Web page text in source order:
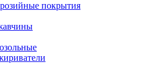
покрытия